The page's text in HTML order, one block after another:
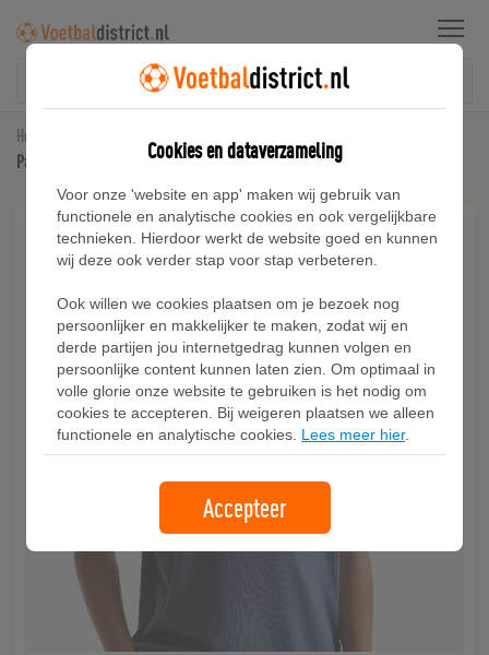
Menu
Home
Paris Saint-Germain Nike voetbalshirt voor heren - Blauw
Cookies en dataverzameling
Voor onze 'website en app' maken wij gebruik van
functionele en analytische cookies en ook vergelijkbare
technieken. Hierdoor werkt de website goed en kunnen
wij deze ook verder stap voor stap verbeteren.
Ook willen we cookies plaatsen om je bezoek nog
persoonlijker en makkelijker te maken, zodat wij en
derde partijen jou internetgedrag kunnen volgen en
persoonlijke content kunnen laten zien. Om optimaal in
volle glorie onze website te gebruiken is het nodig om
cookies te accepteren. Bij weigeren plaatsen we alleen
functionele en analytische cookies. Lees meer hier.
Accepteer